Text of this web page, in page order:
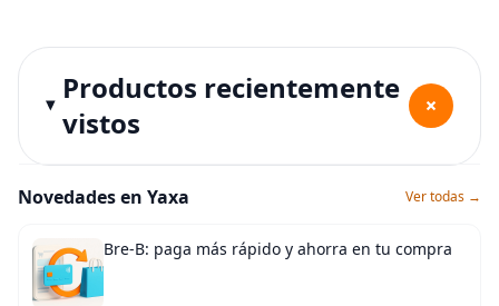
Productos recientemente
vistos
+
Novedades en Yaxa Ver todas →
Bre-B: paga más rápido y ahorra en tu compra